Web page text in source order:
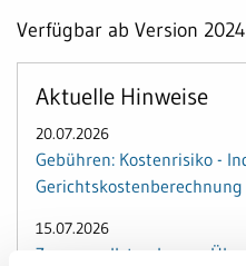
Verfügbar ab Version
Aktuelle Hinweise
20.07.2026
Gebühren: Kostenrisiko -
15.07.2026
Zwangsvollstreckung -